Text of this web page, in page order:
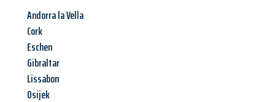
Andorra la Vella
Cork
Eschen
Gibraltar
Lissabon
Osijek